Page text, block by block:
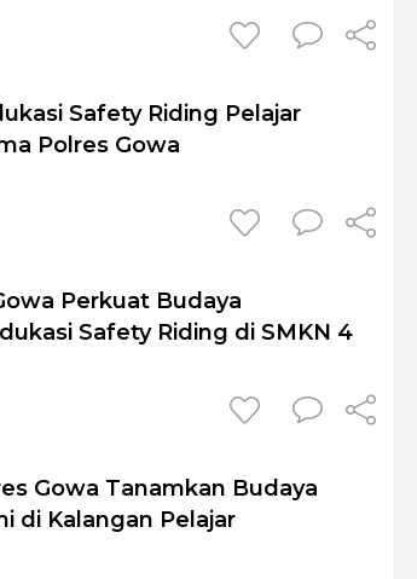
Safety Riding Pelajar
Polres Gowa
Perkuat Budaya
Safety Riding di SMKN 4
Gowa Tanamkan Budaya
di Kalangan Pelajar